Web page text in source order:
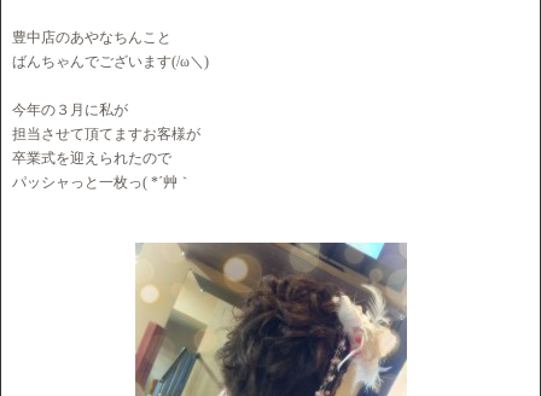
豊中店のあやなちんこと
ばんちゃんでございます(/ω＼)
今年の３月に私が
担当させて頂てますお客様が
卒業式を迎えられたので
パッシャっと一枚っ( *´艸｀